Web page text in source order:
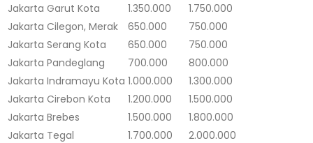
Jakarta Garut Kota 1.350.000
1.750.000
Jakarta Cilegon, Merak 650.000
750.000
Jakarta Serang Kota 650.000
750.000
Jakarta Pandeglang 700.000
800.000
Jakarta Indramayu Kota 1.000.000
1.300.000
Jakarta Cirebon Kota 1.200.000
1.500.000
Jakarta Brebes 1.500.000
1.800.000
Jakarta Tegal 1.700.000
2.000.000